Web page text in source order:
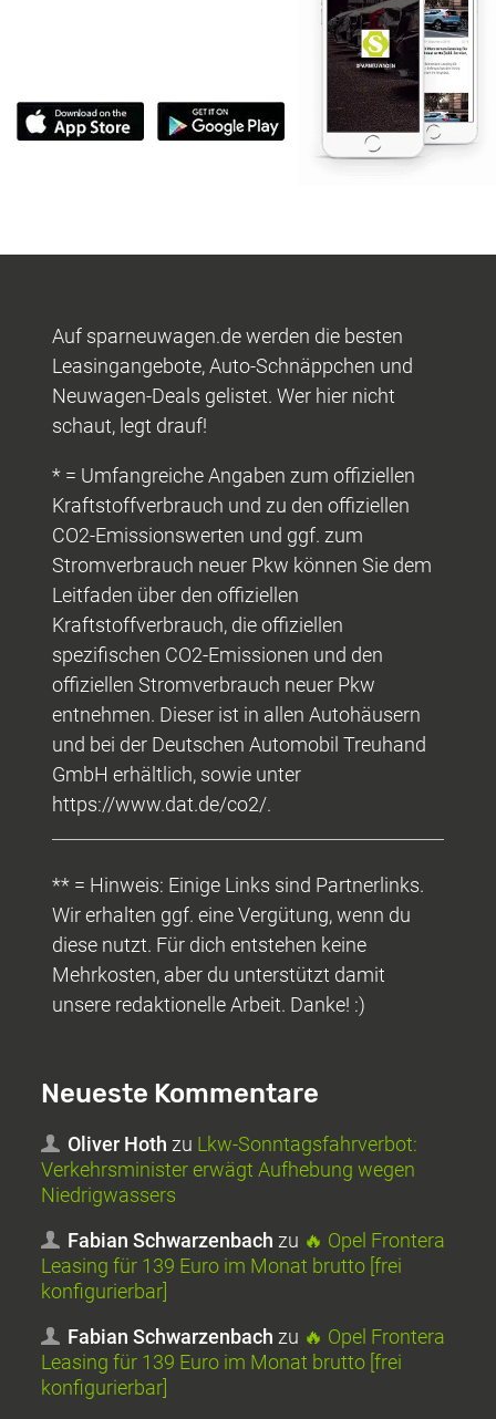
Auf sparneuwagen.de werden die besten
Leasingangebote, Auto-Schnäppchen und
Neuwagen-Deals gelistet. Wer hier nicht
schaut, legt drauf!
* = Umfangreiche Angaben zum offiziellen
Kraftstoffverbrauch und zu den offiziellen
CO2-Emissionswerten und ggf. zum
Stromverbrauch neuer Pkw können Sie dem
Leitfaden über den offiziellen
Kraftstoffverbrauch, die offiziellen
spezifischen CO2-Emissionen und den
offiziellen Stromverbrauch neuer Pkw
entnehmen. Dieser ist in allen Autohäusern
und bei der Deutschen Automobil Treuhand
GmbH erhältlich, sowie unter
https://www.dat.de/co2/.
** = Hinweis: Einige Links sind Partnerlinks.
Wir erhalten ggf. eine Vergütung, wenn du
diese nutzt. Für dich entstehen keine
Mehrkosten, aber du unterstützt damit
unsere redaktionelle Arbeit. Danke! :)
Neueste Kommentare
Oliver Hoth zu Lkw-Sonntagsfahrverbot:
Verkehrsminister erwägt Aufhebung wegen
Niedrigwassers
Fabian Schwarzenbach zu 🔥 Opel Frontera
Leasing für 139 Euro im Monat brutto [frei
konfigurierbar]
Fabian Schwarzenbach zu 🔥 Opel Frontera
Leasing für 139 Euro im Monat brutto [frei
konfigurierbar]